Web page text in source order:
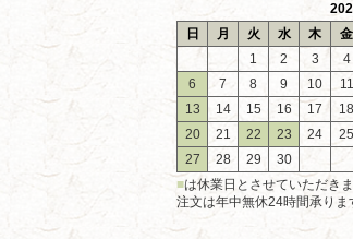
日
月 火 水 木 金
1
2 3 4
6
7 8 9 10 11
13
14 15 16 17 18
20
21 22 23 24 25
27
28 29
30
■は休業日とさせていただき
注文は年中無休24時間承りま